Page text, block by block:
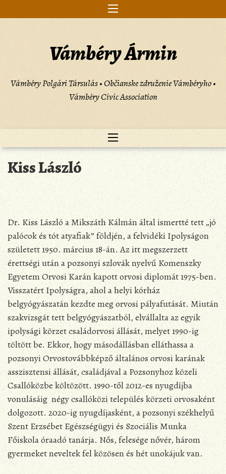
to
Vámbéry Ármin
Vámbéry Polgári Társulás • Občianske združenie Vámbéryho •
Vámbéry Civic Association
Kiss László
Dr. Kiss László a Mikszáth Kálmán által ismertté tett „jó
palócok és tót atyafiak” földjén, a felvidéki Ipolyságon
született 1950. március 18-án. Az itt megszerzett
érettségi után a pozsonyi szlovák nyelvű Komenszky
Egyetem Orvosi Karán kapott orvosi diplomát 1975-ben.
Visszatért Ipolyságra, ahol a helyi kórház
belgyógyászatán kezdte meg orvosi pályafutását. Miután
szakvizsgát tett belgyógyászatból, elvállalta az egyik
ipolysági körzet családorvosi állását, melyet 1990-ig
töltött be. Ekkor, hogy másodállásban elláthassa a
pozsonyi Orvostovábbképző általános orvosi karának
asszisztensi állását, családjával a Pozsonyhoz közeli
Csallóközbe költözött. 1990-től 2012-es nyugdíjba
vonulásáig négy csallóközi település körzeti orvosaként
dolgozott. 2020-ig nyugdíjasként, a pozsonyi székhelyű
Szent Erzsébet Egészségügyi és Szociális Munka
Főiskola óraadó tanárja. Nős, felesége nővér, három
gyermeket neveltek fel közösen és hét unokájuk van.